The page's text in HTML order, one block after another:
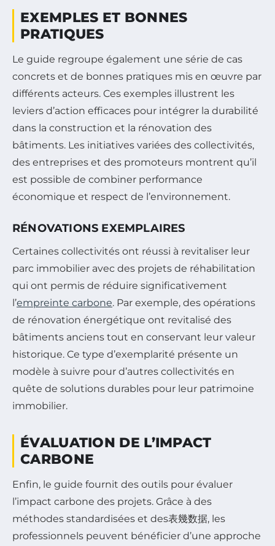
EXEMPLES ET BONNES
PRATIQUES
Le guide regroupe également une série de cas
concrets et de bonnes pratiques mis en œuvre par
différents acteurs. Ces exemples illustrent les
leviers d’action efficaces pour intégrer la durabilité
dans la construction et la rénovation des
bâtiments. Les initiatives variées des collectivités,
des entreprises et des promoteurs montrent qu’il
est possible de combiner performance
économique et respect de l’environnement.
RÉNOVATIONS EXEMPLAIRES
Certaines collectivités ont réussi à revitaliser leur
parc immobilier avec des projets de réhabilitation
qui ont permis de réduire significativement
l’empreinte carbone. Par exemple, des opérations
de rénovation énergétique ont revitalisé des
bâtiments anciens tout en conservant leur valeur
historique. Ce type d’exemplarité présente un
modèle à suivre pour d’autres collectivités en
quête de solutions durables pour leur patrimoine
immobilier.
ÉVALUATION DE L’IMPACT
CARBONE
Enfin, le guide fournit des outils pour évaluer
l’impact carbone des projets. Grâce à des
méthodes standardisées et des表幾数据, les
professionnels peuvent bénéficier d’une approche